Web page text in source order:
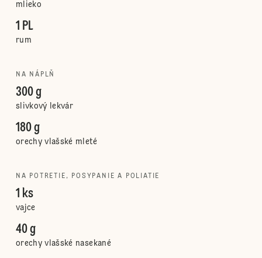
mlieko
1 PL
rum
NA NÁPLŇ
300 g
slivkový lekvár
180 g
orechy vlašské mleté
NA POTRETIE, POSYPANIE A POLIATIE
1 ks
vajce
40 g
orechy vlašské nasekané